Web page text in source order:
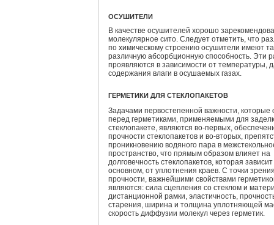
ОСУШИТЕЛИ
В качестве осушителей хорошо
молекулярное сито. Следует отметить, что
по химическому строению осушители имеют
различную абсорбционную способность. Эти
проявляются в зависимости от температуры,
содержания влаги в осушаемых газах.
ГЕРМЕТИКИ ДЛЯ СТЕКЛОПАКЕТОВ
Задачами первостепенной важности, которые
перед герметиками, применяемыми для
стеклопакете, являются во-первых,
прочности стеклопакетов и во-вторых,
проникновению водяного пара в
пространство, что прямым образом влияет на
долговечность стеклопакетов, которая зависит
основном, от уплотнения краев. С точки
прочности, важнейшими свойствами
являются: сила сцепления со стеклом и
дистанционной рамки, эластичность,
старения, ширина и толщина уплотняющей
скорость диффузии молекул через герметик.